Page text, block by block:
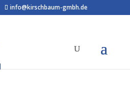
info@kirschbaum-gmbh.de